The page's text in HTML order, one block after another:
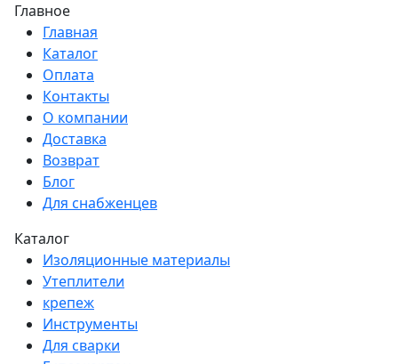
Главное
Главная
Каталог
Оплата
Контакты
О компании
Доставка
Возврат
Блог
Для снабженцев
Каталог
Изоляционные материалы
Утеплители
крепеж
Инструменты
Для сварки